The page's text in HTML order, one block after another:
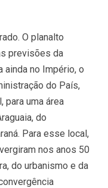
O planalto
previsões da
ainda no Império, o
do País,
para uma área
do
Para esse local,
nos anos 50
do urbanismo e da